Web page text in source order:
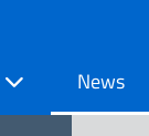
News